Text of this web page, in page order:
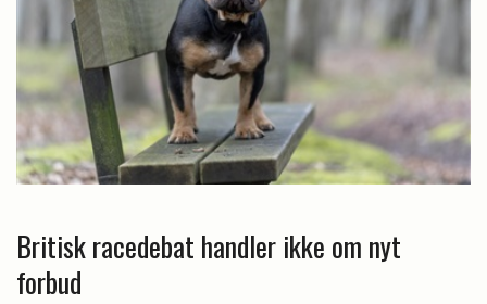
Britisk racedebat handler ikke om nyt
forbud